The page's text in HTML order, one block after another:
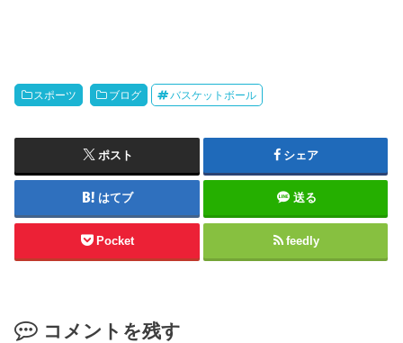
スポーツ ブログ バスケットボール
ポスト シェア
はてブ 送る
Pocket feedly
コメントを残す